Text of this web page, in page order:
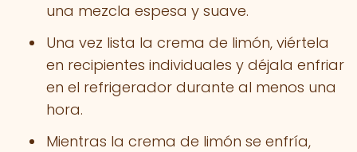
una mezcla espesa y suave.
Una vez lista la crema de limón, viértela
en recipientes individuales y déjala enfriar
en el refrigerador durante al menos una
hora.
Mientras la crema de limón se enfría,